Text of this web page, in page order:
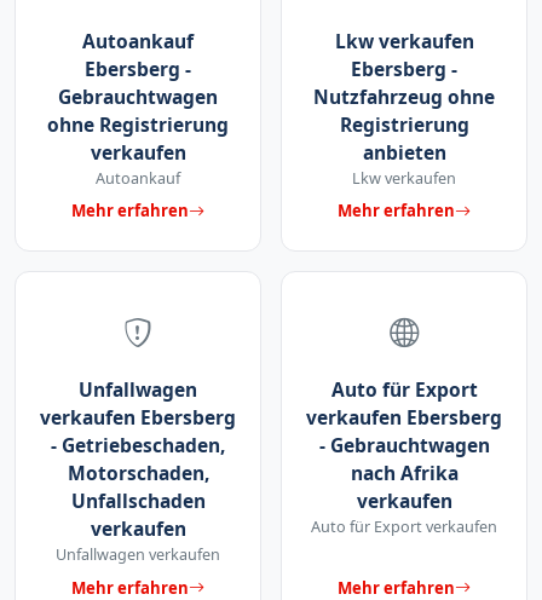
Autoankauf
Ebersberg -
Gebrauchtwagen
ohne Registrierung
verkaufen
Autoankauf
Mehr erfahren
Lkw verkaufen
Ebersberg -
Nutzfahrzeug ohne
Registrierung
anbieten
Lkw verkaufen
Mehr erfahren
Unfallwagen
verkaufen Ebersberg
- Getriebeschaden,
Motorschaden,
Unfallschaden
verkaufen
Unfallwagen verkaufen
Mehr erfahren
Auto für Export
verkaufen Ebersberg
- Gebrauchtwagen
nach Afrika
verkaufen
Auto für Export verkaufen
Mehr erfahren